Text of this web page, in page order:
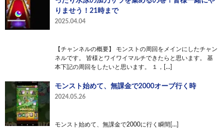
りませう！21時まで
2025.04.04
【チャンネルの概要】 モンストの周回をメインにしたチャン
ネルです。 皆様とワイワイマルチできたらと思います。 基
本下記の周回をしたいと思います。 １，[…]
モンスト始めて、無課金で2000オーブ行く時
2024.05.26
モンスト始めて、無課金で2000に行く瞬間[…]